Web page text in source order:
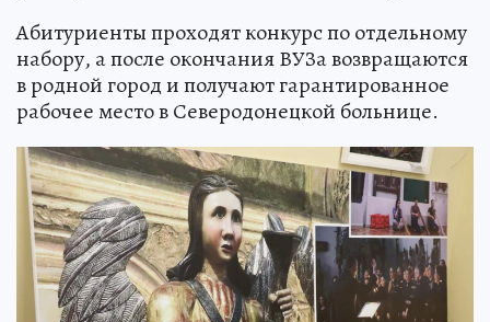
Абитуриенты проходят конкурс по отдельному
набору, а после окончания ВУЗа возвращаются
в родной город и получают гарантированное
рабочее место в Северодонецкой больнице.